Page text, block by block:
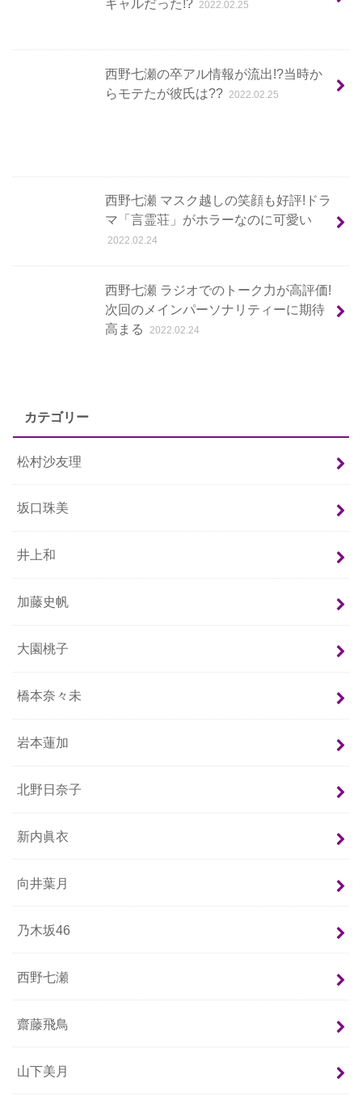
ギャルだった!? 2022.02.25
西野七瀬の卒アル情報が流出!?当時か
らモテたが彼氏は??
2022.02.25
西野七瀬 マスク越しの笑顔も好評!ドラ
マ「言霊荘」がホラーなのに可愛い
2022.02.24
西野七瀬 ラジオでのトーク力が高評価!
次回のメインパーソナリティーに期待
高まる
2022.02.24
カテゴリー
松村沙友理
坂口珠美
井上和
加藤史帆
大園桃子
橋本奈々未
岩本蓮加
北野日奈子
新内眞衣
向井葉月
乃木坂46
西野七瀬
齋藤飛鳥
山下美月